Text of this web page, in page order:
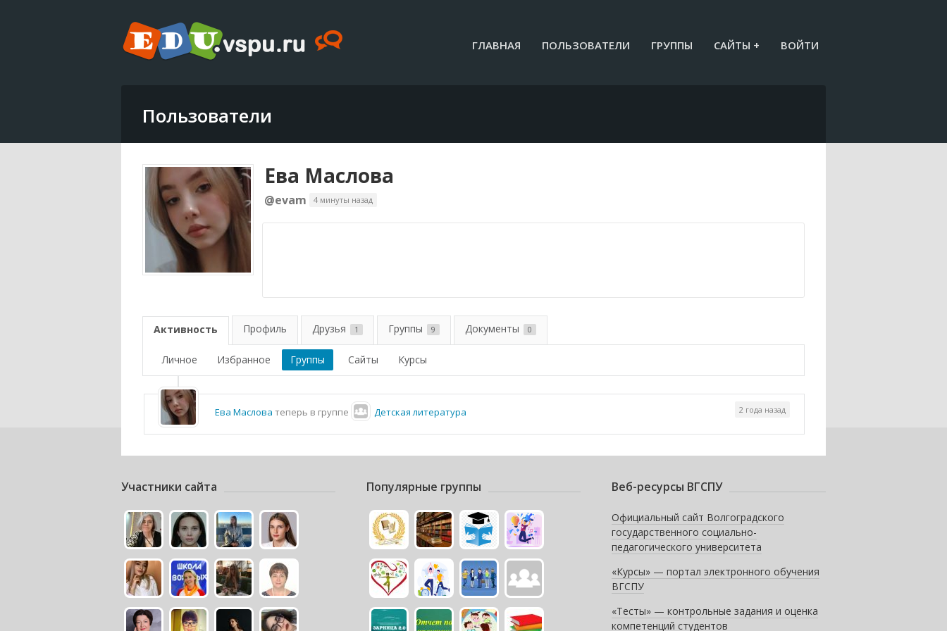
ГЛАВНАЯ ПОЛЬЗОВАТЕЛИ ГРУППЫ САЙТЫ + ВОЙТИ
Пользователи
Ева Маслова
@evam 4 минуты назад
Активность Профиль Друзья 1 Группы 9 Документы 0
Личное Избранное Группы Сайты Курсы
Ева Маслова теперь в группе Детская литература 2 года назад
Участники сайта Популярные группы Веб-ресурсы ВГСПУ
Официальный сайт Волгоградского
государственного социально-
педагогического университета
«Курсы» — портал электронного обучения
ВГСПУ
«Тесты» — контрольные задания и оценка
компетенций студентов